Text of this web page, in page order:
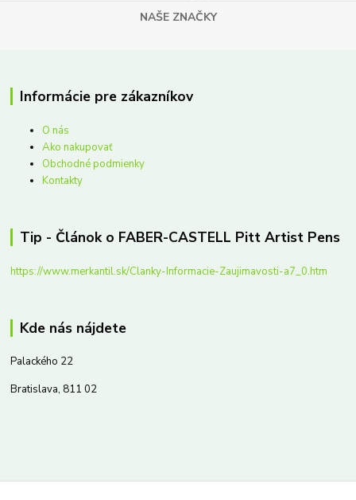
NAŠE ZNAČKY
Informácie pre zákazníkov
O nás
Ako nakupovať
Obchodné podmienky
Kontakty
Tip - Článok o FABER-CASTELL Pitt Artist Pens
https://www.merkantil.sk/Clanky-Informacie-Zaujimavosti-a7_0.htm
Kde nás nájdete
Palackého 22
Bratislava, 811 02